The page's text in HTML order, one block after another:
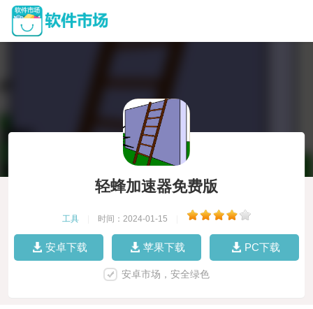
轻蜂加速器免费版
工具 时间：2024-01-15
安卓下载 苹果下载 PC下载
安卓市场，安全绿色